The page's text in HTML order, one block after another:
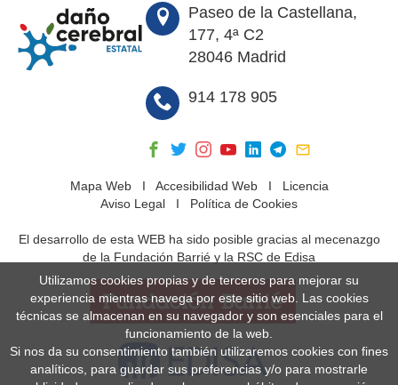
Paseo de la Castellana,
177, 4ª C2
28046 Madrid
914 178 905
Mapa WebI Accesibilidad WebI Licencia
Aviso Legal I Política de Cookies
El desarrollo de esta WEB ha sido posible gracias al mecenazgo
de la Fundación Barrié y la RSC de Edisa
Utilizamos cookies propias y de terceros para mejorar su
experiencia mientras navega por este sitio web. Las cookies
técnicas se almacenan en su navegador y son esenciales para el
funcionamiento de la web.
Si nos da su consentimiento también utilizaremos cookies con fines
analíticos, para guardar sus preferencias y/o para mostrarle